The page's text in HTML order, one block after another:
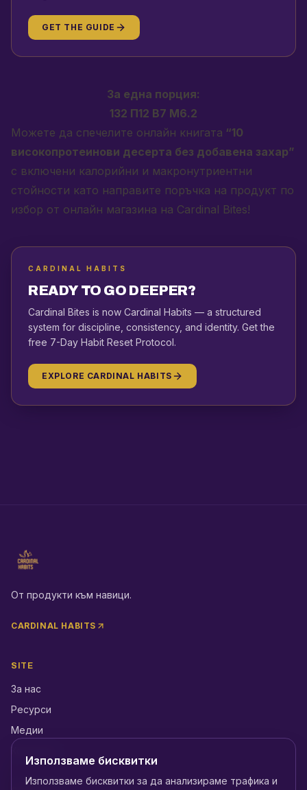
GET THE GUIDE
За една порция:
132 П12 В7 М6.2
Можете да спечелите онлайн книгата “10
високопротеинови десерта без добавена захар”
с включени калорийни и макронутриентни
стойности като направите поръчка на продукт по
избор от онлайн магазина на Cardinal Bites!
CARDINAL HABITS
READY TO GO DEEPER?
Cardinal Bites is now Cardinal Habits — a structured
system for discipline, consistency, and identity. Get the
free 7-Day Habit Reset Protocol.
EXPLORE CARDINAL HABITS
От продукти към навици.
CARDINAL HABITS
SITE
За нас
Ресурси
Медии
Контакти
Използваме бисквитки
Използваме бисквитки за да анализираме трафика и